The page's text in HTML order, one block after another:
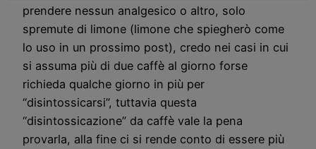
prendere nessun analgesico o altro, solo
spremute di limone (limone che spiegherò come
lo uso in un prossimo post), credo nei casi in cui
si assuma più di due caffè al giorno forse
richieda qualche giorno in più per
“disintossicarsi”, tuttavia questa
“disintossicazione” da caffè vale la pena
provarla, alla fine ci si rende conto di essere più